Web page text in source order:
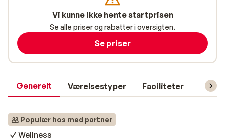
Generelt Værelsestyper Faciliteter
Populær hos med partner
Wellness
Vi kunne ikke hente startprisen
Se alle priser og rabatter i oversigten.
Se priser